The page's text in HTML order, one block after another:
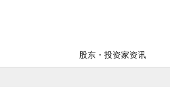
股东・投资家资讯